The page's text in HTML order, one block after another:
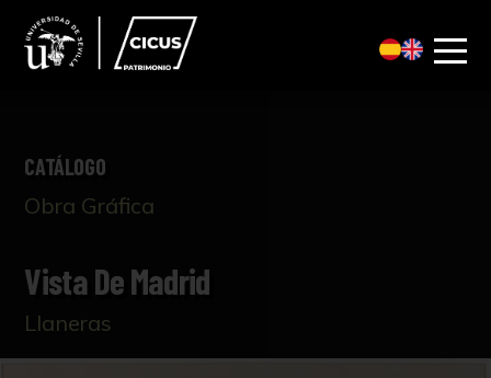
CATÁLOGO
Obra Gráfica
Vista De Madrid
Llaneras